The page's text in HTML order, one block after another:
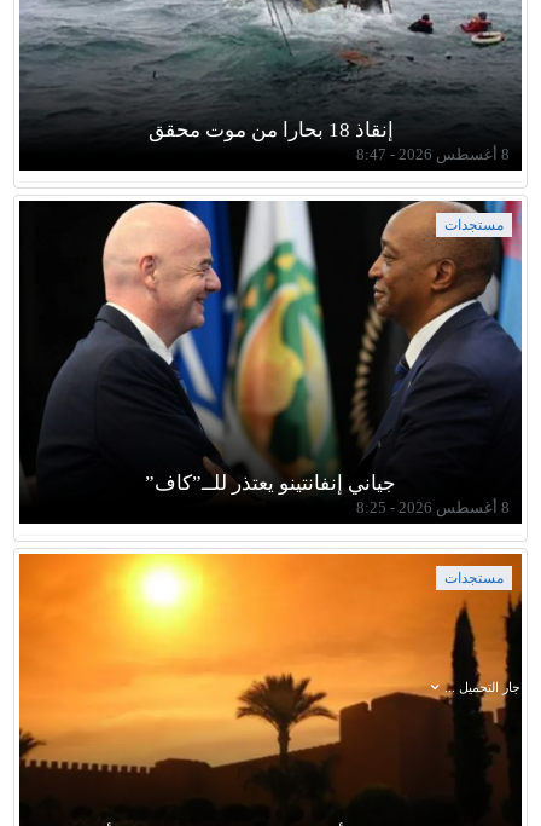
إنقاذ 18 بحارا من موت محقق
8 أغسطس 2026 - 8:47
مستجدات
جياني إنفانتينو يعتذر للــ”كاف”
8 أغسطس 2026 - 8:25
مستجدات
جار التحميل ...